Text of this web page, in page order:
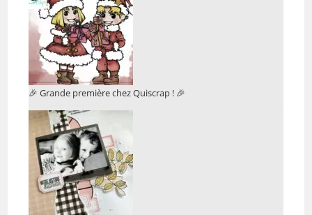
🎉 Grande première chez Quiscrap ! 🎉